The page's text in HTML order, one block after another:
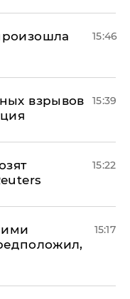
15:46
взрывов
15:39
15:22
15:17